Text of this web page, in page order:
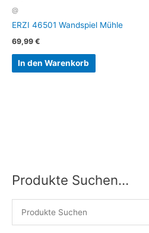
@
ERZI 46501 Wandspiel Mühle
69,99 €
In den Warenkorb
Produkte Suchen…